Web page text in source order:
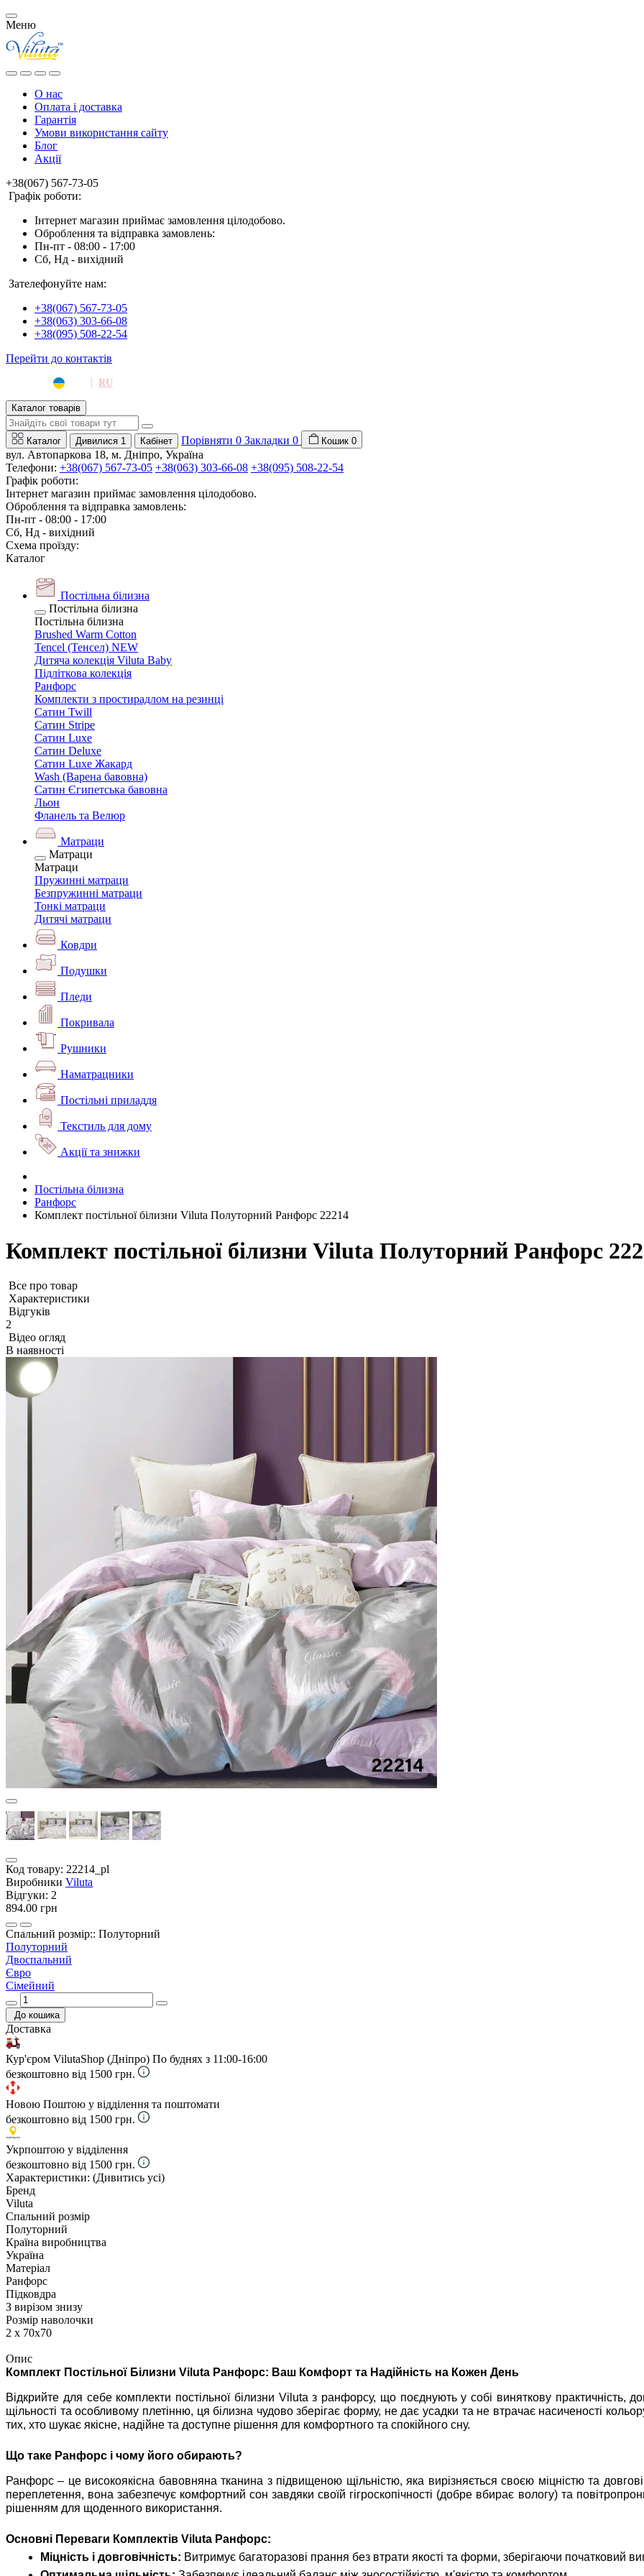
Меню
О нас
Оплата і доставка
Гарантія
Умови використання сайту
Блог
Акції
+38(067) 567-73-05
Графік роботи:
Інтернет магазин приймає замовлення цілодобово.
Оброблення та відправка замовлень:
Пн-пт - 08:00 - 17:00
Сб, Нд - вихідний
Зателефонуйте нам:
+38(067) 567-73-05
+38(063) 303-66-08
+38(095) 508-22-54
Перейти до контактів
| RU
Каталог товарів
Каталог Дивилися 1 Кабінет Порівняти 0 Закладки 0 Кошик 0
вул. Автопаркова 18, м. Дніпро, Україна
Телефони: +38(067) 567-73-05 +38(063) 303-66-08 +38(095) 508-22-54
Графік роботи:
Інтернет магазин приймає замовлення цілодобово.
Оброблення та відправка замовлень:
Пн-пт - 08:00 - 17:00
Сб, Нд - вихідний
Схема проїзду:
Каталог
Постільна білизна
Постільна білизна
Постільна білизна
Brushed Warm Cotton
Tencel (Тенсел) NEW
Дитяча колекція Viluta Baby
Підліткова колекція
Ранфорс
Комплекти з простирадлом на резинці
Сатин Twill
Сатин Stripe
Сатин Luxe
Сатин Deluxe
Сатин Luxe Жакард
Wash (Варена бавовна)
Сатин Єгипетська бавовна
Льон
Фланель та Велюр
Матраци
Матраци
Матраци
Пружинні матраци
Безпружинні матраци
Тонкі матраци
Дитячі матраци
Ковдри
Подушки
Пледи
Покривала
Рушники
Наматрацники
Постільні приладдя
Текстиль для дому
Акції та знижки
Постільна білизна
Ранфорс
Комплект постільної білизни Viluta Полуторний Ранфорс 22214
Комплект постільної білизни Viluta Полуторний Ранфорс
Все про товар
Характеристики
Відгуків
2
Відео огляд
В наявності
Код товару: 22214_pl
Виробники Viluta
Відгуки: 2
894.00 грн
Спальний розмір:: Полуторний
Полуторний
Двоспальний
Євро
Сімейний
До кошика
Доставка
Кур'єром VilutaShop (Дніпро) По буднях з 11:00-16:00
безкоштовно від 1500 грн.
Новою Поштою у відділення та поштомати
безкоштовно від 1500 грн.
Укрпоштою у відділення
безкоштовно від 1500 грн.
Характеристики: (Дивитись усі)
Бренд
Viluta
Спальний розмір
Полуторний
Країна виробництва
Україна
Матеріал
Ранфорс
Підковдра
З вирізом знизу
Розмір наволочки
2 х 70х70
Опис
Комплект Постільної Білизни Viluta Ранфорс: Ваш Комфорт та Надійність на Кожен День
Відкрийте для себе комплекти постільної білизни Viluta з ранфорсу, що поєднують у собі виняткову практичність,
щільності та особливому плетінню, ця білизна чудово зберігає форму, не дає усадки та не втрачає насиченості
тих, хто шукає якісне, надійне та доступне рішення для комфортного та спокійного сну.
Що таке Ранфорс і чому його обирають?
Ранфорс – це високоякісна бавовняна тканина з підвищеною щільністю, яка вирізняється своєю міцністю та
переплетення, вона забезпечує комфортний сон завдяки своїй гігроскопічності (добре вбирає вологу) та
рішенням для щоденного використання.
Основні Переваги Комплектів Viluta Ранфорс:
Міцність і довговічність: Витримує багаторазові прання без втрати якості та форми, зберігаючи початковий